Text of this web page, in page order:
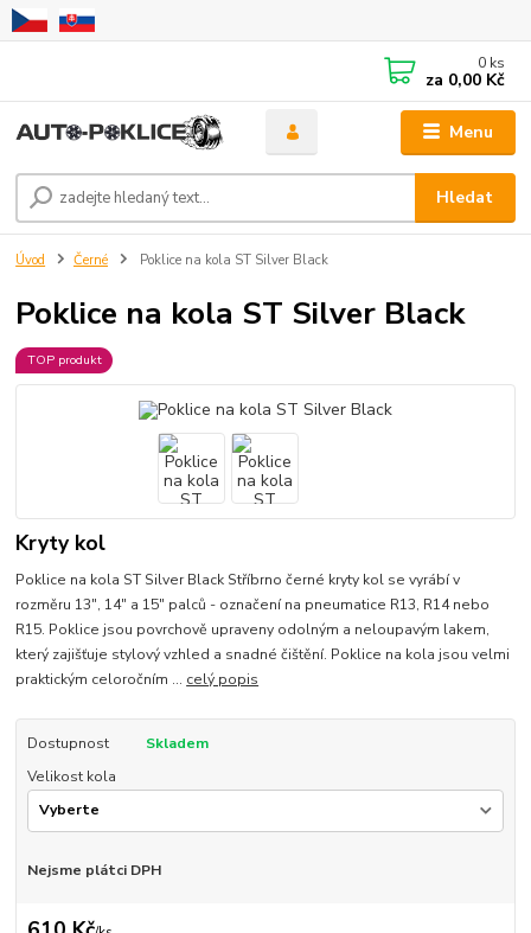
Menu
Hledat
0 ks
za 0,00 Kč
Úvod Černé Poklice na kola ST Silver Black
Poklice na kola ST Silver Black
TOP produkt
Kryty kol
Poklice na kola ST Silver Black Stříbrno černé kryty kol se vyrábí v
rozměru 13", 14" a 15" palců - označení na pneumatice R13, R14 nebo
R15. Poklice jsou povrchově upraveny odolným a neloupavým lakem,
který zajišťuje stylový vzhled a snadné čištění. Poklice na kola jsou velmi
praktickým celoročním ... celý popis
Dostupnost
Skladem
Velikost kola
Nejsme plátci DPH